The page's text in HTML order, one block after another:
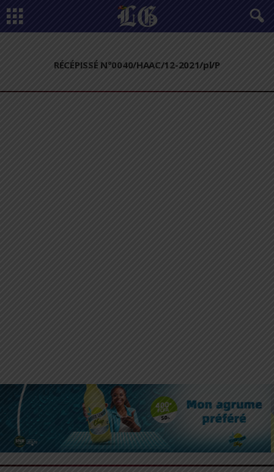
RÉCÉPISSÉ N°0040/HAAC/12-2021/pl/P